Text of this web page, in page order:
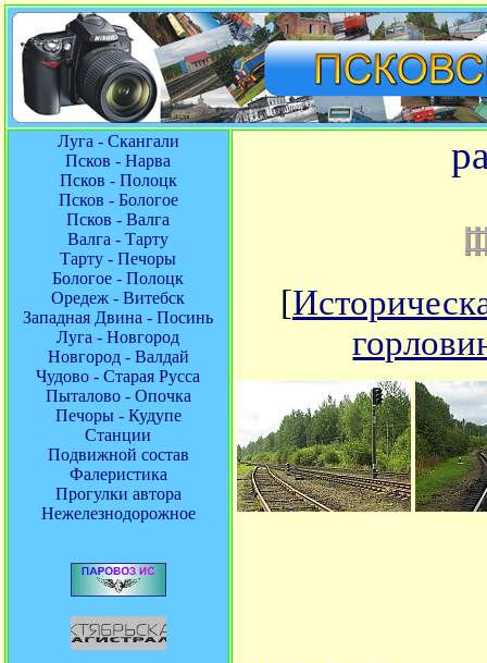
Луга - Скангали
Псков - Нарва
Псков - Полоцк
Псков - Бологое
Псков - Валга
Валга - Тарту
Тарту - Печоры
Бологое - Полоцк
Оредеж - Витебск
Западная Двина - Посинь
Луга - Новгород
Новгород - Валдай
Чудово - Старая Русса
Пыталово - Опочка
Печоры - Кудупе
Станции
Подвижной состав
Фалеристика
Прогулки автора
Нежелезнодорожное
[